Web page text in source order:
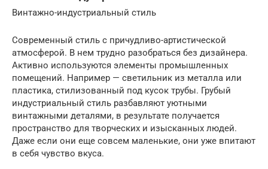
Винтажно-индустриальный стиль
Современный стиль с причудливо-артистической
атмосферой. В нем трудно разобраться без дизайнера.
Активно используются элементы промышленных
помещений. Например — светильник из металла или
пластика, стилизованный под кусок трубы. Грубый
индустриальный стиль разбавляют уютными
винтажными деталями, в результате получается
пространство для творческих и изысканных людей.
Даже если они еще совсем маленькие, они уже впитают
в себя чувство вкуса.